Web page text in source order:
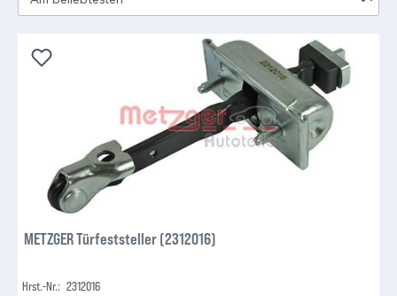
METZGER Türfeststeller (2312016)
Hrst.-Nr.: 2312016